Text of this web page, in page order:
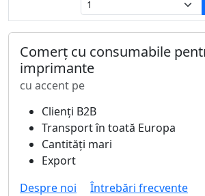
Comerț cu consumabile
imprimante
cu accent pe
Clienți B2B
Transport în toată Europa
Cantități mari
Export
Despre noi
Întrebări frecvente